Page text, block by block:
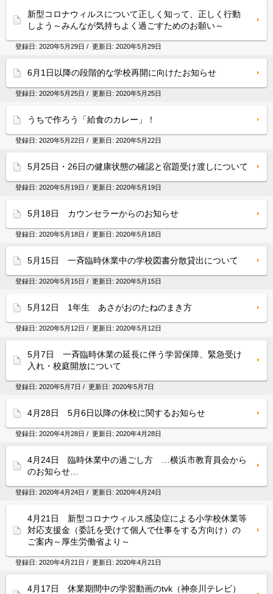
新型コロナウィルスについて正しく知って、正しく行動
しよう～みんなが気持ちよく過ごすためのお願い～
登録日: 2020年5月29日 / 更新日: 2020年5月29日
6月1日以降の段階的な学校再開に向けたお知らせ
登録日: 2020年5月25日 / 更新日: 2020年5月25日
うちで作ろう「給食のカレー」！
登録日: 2020年5月22日 / 更新日: 2020年5月22日
5月25日・26日の健康状態の確認と宿題受け渡しについて
登録日: 2020年5月19日 / 更新日: 2020年5月19日
5月18日 カウンセラーからのお知らせ
登録日: 2020年5月18日 / 更新日: 2020年5月18日
5月15日 一斉臨時休業中の学校図書分散貸出について
登録日: 2020年5月15日 / 更新日: 2020年5月15日
5月12日 1年生 あさがおのたねのまき方
登録日: 2020年5月12日 / 更新日: 2020年5月12日
5月7日 一斉臨時休業の延長に伴う学習保障、緊急受け
入れ・校庭開放について
登録日: 2020年5月7日 / 更新日: 2020年5月7日
4月28日 5月6日以降の休校に関するお知らせ
登録日: 2020年4月28日 / 更新日: 2020年4月28日
4月24日 臨時休業中の過ごし方 …横浜市教育員会から
のお知らせ…
登録日: 2020年4月24日 / 更新日: 2020年4月24日
4月21日 新型コロナウィルス感染症による小学校休業等
対応支援金（委託を受けて個人で仕事をする方向け）の
ご案内～厚生労働省より～
登録日: 2020年4月21日 / 更新日: 2020年4月21日
4月17日 休業期間中の学習動画のtvk（神奈川テレビ）